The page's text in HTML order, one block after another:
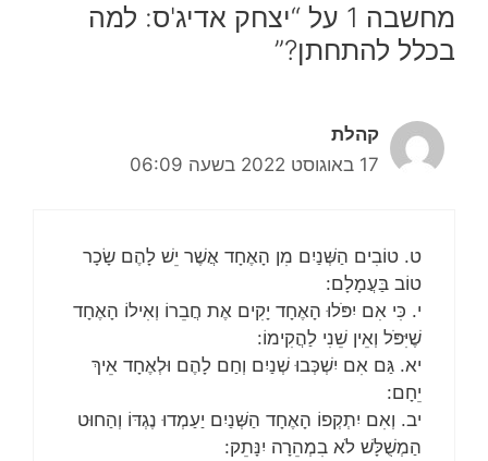
מחשבה 1 על “יצחק אדיג'ס: למה
בכלל להתחתן?”
קהלת
17 באוגוסט 2022 בשעה 06:09
ט. טוֹבִים הַשְּׁנַיִם מִן הָאֶחָד אֲשֶׁר יֵשׁ לָהֶם שָׂכָר
טוֹב בַּעֲמָלָם:
י. כִּי אִם יִפֹּלוּ הָאֶחָד יָקִים אֶת חֲבֵרוֹ וְאִילוֹ הָאֶחָד
שֶׁיִּפֹּל וְאֵין שֵׁנִי לַהֲקִימוֹ:
יא. גַּם אִם יִשְׁכְּבוּ שְׁנַיִם וְחַם לָהֶם וּלְאֶחָד אֵיךְ
יֵחָם:
יב. וְאִם יִתְקְפוֹ הָאֶחָד הַשְּׁנַיִם יַעַמְדוּ נֶגְדּוֹ וְהַחוּט
הַמְשֻׁלָּשׁ לֹא בִמְהֵרָה יִנָּתֵק: